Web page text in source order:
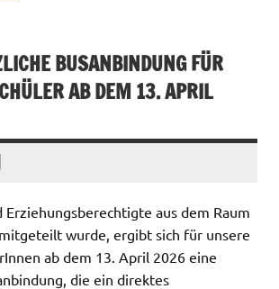
BUSANBINDUNG FÜR
AB DEM 13. APRIL
Erziehungsberechtigte aus dem Raum
wurde, ergibt sich für unsere
ab dem 13. April 2026 eine
die ein direktes